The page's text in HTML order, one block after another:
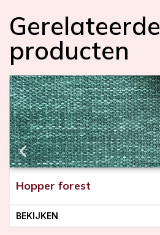
Gerelateerde
producten
Hopper forest
BEKIJKEN